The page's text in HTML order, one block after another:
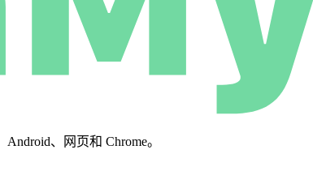
、网页和 Chrome。